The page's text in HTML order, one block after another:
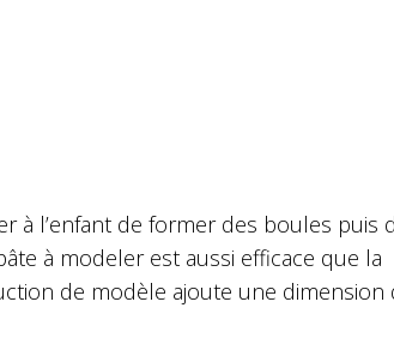
à l’enfant de former des boules puis
à modeler est aussi efficace que la
de modèle ajoute une dimension